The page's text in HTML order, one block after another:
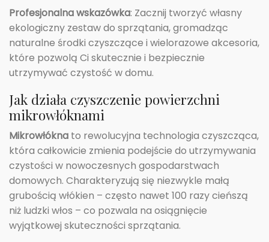
Profesjonalna wskazówka: Zacznij tworzyć własny
ekologiczny zestaw do sprzątania, gromadząc
naturalne środki czyszczące i wielorazowe akcesoria,
które pozwolą Ci skutecznie i bezpiecznie
utrzymywać czystość w domu.
Jak działa czyszczenie powierzchni
mikrowłóknami
Mikrowłókna to rewolucyjna technologia czyszcząca,
która całkowicie zmienia podejście do utrzymywania
czystości w nowoczesnych gospodarstwach
domowych. Charakteryzują się niezwykle małą
grubością włókien – często nawet 100 razy cieńszą
niż ludzki włos – co pozwala na osiągnięcie
wyjątkowej skuteczności sprzątania.